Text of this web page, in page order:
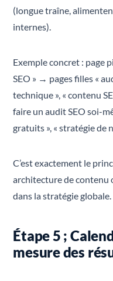
(longue traîne,
internes).
Exemple concret : page
SEO » → pages filles «
technique », « contenu
faire un audit SEO soi-
gratuits », « stratégie de
C’est exactement le
architecture de contenu
dans la stratégie globale.
Étape 5 ;
mesure des